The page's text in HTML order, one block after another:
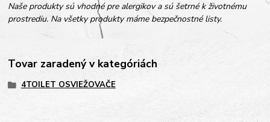
Naše produkty sú vhodné pre alergikov a sú šetrné k životnému
prostrediu. Na všetky produkty máme bezpečnostné listy.
Tovar zaradený v kategóriách
4TOILET OSVIEŽOVAČE